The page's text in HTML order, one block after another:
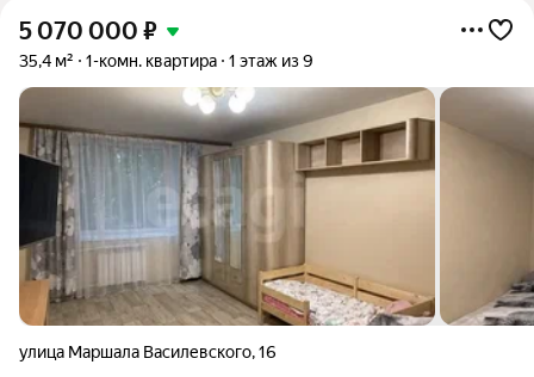
5 070 000 ₽
35,4 м² 1-комн. квартира 1 этаж из 9
улица Маршала Василевского,16